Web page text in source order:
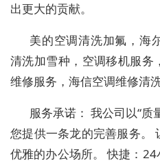
出更大的贡献。
美的空调清洗加氟，海
清洗加雪种，空调移机服务
维修服务，海信空调维修清洗
服务承诺： 我公司以“质
您提供一条龙的完善服务。
优雅的办公场所。 快捷：